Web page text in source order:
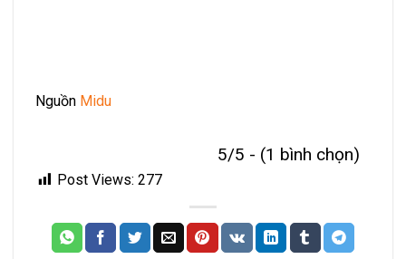
Nguồn Midu
5/5 - (1 bình chọn)
Post Views: 277